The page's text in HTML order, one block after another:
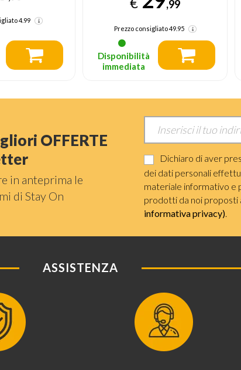
4.99
,99
Prezzo consigliato49.95
Disponibilità
immediata
OFFERTE
in anteprima le
di Stay On
Dichiaro di aver
dei dati personali
materiale informativo e
prodotti da noi
informativa privacy).
ASSISTENZA